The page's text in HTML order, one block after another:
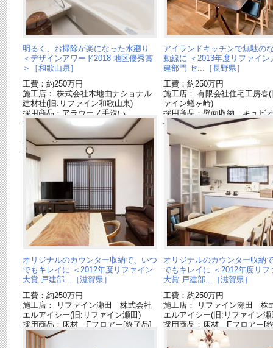
明るく、お掃除が楽になった水廻り
＜デザインアワード2018 地区優秀賞
＞［和歌山県］
工費：約250万円
施工店： 株式会社木地由ナショナル
建材社(旧:リファイン和歌山東)
採用商品：アラウーノ手洗い
採用商品：洗面ドレッシング シーラ
採用商品：バスルーム オフローラ
採用商品：トイレ 新型アラウーノ
アイランドキッチンで無駄の
動線に ＜2013年度リファイン
建部門 セ...［長野県］
工費：約250万円
施工店： 有限会社住宅工房春
ァイン蟻ヶ崎)
採用商品：壁面収納 キュビ
採用商品：リビングステーシ
了品]
オリジナルのカウンター収納で、いつ
でもキレイに ＜2012年度リファイン
大賞 戸建部...［滋賀県］
工費：約250万円
施工店： リファイン瀬田 株式会社
エルアイシー(旧:リファイン瀬田)
採用商品：床材 Eフロアー[終了品]
オリジナルのカウンター収納
でもキレイに ＜2012年度リフ
大賞 戸建部...［滋賀県］
工費：約250万円
施工店： リファイン瀬田 株
エルアイシー(旧:リファイン瀬
採用商品：床材 Eフロアー[